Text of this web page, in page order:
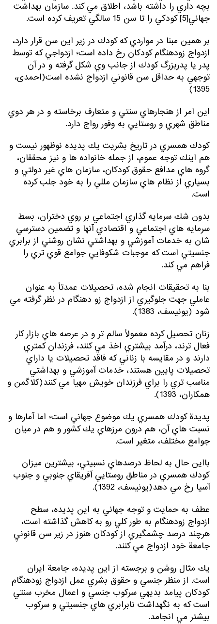
بچه داري را داشته باشد، اطلاق مي كند. سازمان بهداشت
جهاني[5] كودكي را تا سن 15 سالگي تعريف كرده است.
بر همين مبنا در مواردي كه كودك در زير اين سن قرار دارد،
ازدواج زودهنگام كودكان رخ داده است؛ ازدواجي كه توسط
پدر يا پدربزرگ كودك از جانب وي شكل گرفته و در آن
توجهي به حداقل سن قانوني ازدواج نشده است(احمدی،
1395)
اين امر از هنجارهاي سنتي و متعارف برخاسته و در هر دوي
مناطق شهري و روستايي به وفور رواج دارد.
كودك همسري در تاريخ بشريت يك پديده نوظهور نيست و
هم اينك توجه عموم، از جمله خانواده ها و نيز محققان،
گروه هاي مدافع حقوق كودكان، سازمان هاي غير دولتي و
بسياري از نظام هاي سازمان مللي را به خود جلب كرده
است.
بدون شك سرمايه گذاري اجتماعي بر روي دختران، بسط
سرمايه هاي اجتماعي و اقتصادي آنها و تضمين دسترسي
شان به خدمات آموزشي و بهداشتي نشان روشني از برابري
جنسيتي است كه موجبات شكوفايي جوامع قوي تري را
فراهم مي كند.
بنا به تحقيقات انجام شده، تحصيلات عمدتاً به عنوان
عاملي جهت جلوگيري از ازدواج زو دهنگام در نظر گرفته مي
شود (يونيسف، 1383).
زنان تحصيل كرده معمولاً سالم تر و در عرصه هاي بازار كار
فعال ترند، درآمد بيشتري اخذ مي كنند، فرزندان كمتري
دارند و در مقايسه با زناني كه فاقد تحصيلات يا داراي
تحصيلات پايين هستند، خدمات آموزشي و بهداشتي
مناسب تري را براي فرزندان خويش مهيا مي كنند(كلاگمن و
همكاران، 1393).
پديدة كودك همسري يك موضوع جهاني است؛ اما آمارها و
نسبت هاي آن، هم درون مرزهاي يك كشور و هم در ميان
جوامع مختلف، متغير است.
بااين حال به لحاظ درصدهاي نسبيتي، بيشترين ميزان
كودك همسري در مناطق روستايي آفريقاي جنوبي و جنوب
آسيا رخ مي دهد(يونيسف، 1392).
عطف به حمايت و توجه جهاني به اين پديده، سطح
ازدواج زودهنگام به طور كلي رو به كاهش گذاشته است،
هرچند درصد چشمگيري از كودكان هنوز در زير سن قانونيِ
جامعة خود ازدواج مي كنند.
يك مثال روشن و برجسته از اين پديده، جامعة ايران
است. از منظر جنسي و حقوق بشري عمل ازدواج زودهنگام
كودكان پيامد بديهي سركوب جنسي و اعمال مخرب سنتي
است كه به نگهداشت نابرابري هاي جنسيتي و سركوب
بيشتر مي انجامد.